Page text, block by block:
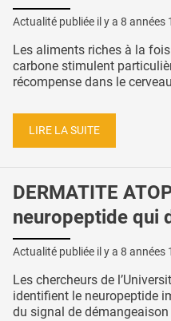
Actualité publiée il y a 8 années
Les aliments riches à la
carbone stimulent
récompense dans le
LIRE LA SUITE
DERMATITE
neuropeptide qui
Actualité publiée il y a 8 années
Les chercheurs de
identifient le neuropeptide
du signal de